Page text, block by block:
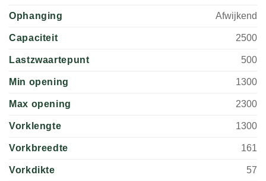
Ophanging Afwijkend
Capaciteit 2500
Lastzwaartepunt 500
Min opening 1300
Max opening 2300
Vorklengte 1300
Vorkbreedte 161
Vorkdikte 57